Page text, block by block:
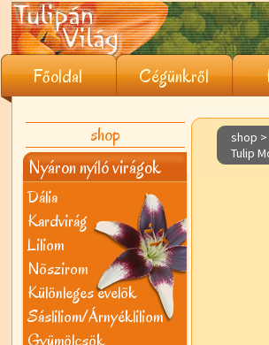
Főoldal Cégünkről
shop
Nyáron nyíló virágok
Dália
Kardvirág
Liliom
Nõszirom
Különleges évelõk
Sásliliom/Árnyékliliom
Gyümölcsök
shop
Tulip